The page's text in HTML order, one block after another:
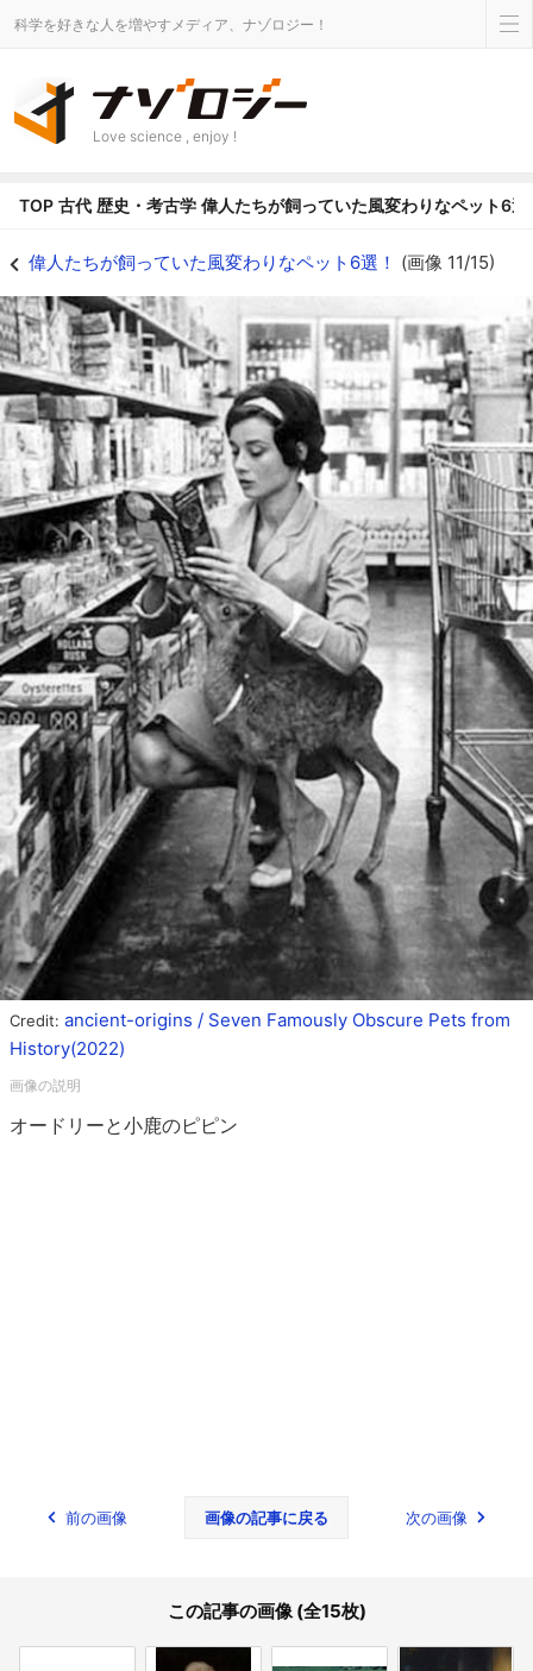
科学を好きな人を増やすメディア、ナゾロジー！
Love science , enjoy !
TOP 古代 歴史・考古学 偉人たちが飼っていた風変わりなペット6選
偉人たちが飼っていた風変わりなペット6選！ (画像 11/15)
Credit: ancient-origins / Seven Famously Obscure Pets from
History(2022)
オードリーと小鹿のピピン
前の画像 画像の記事に戻る 次の画像
この記事の画像 (全15枚)